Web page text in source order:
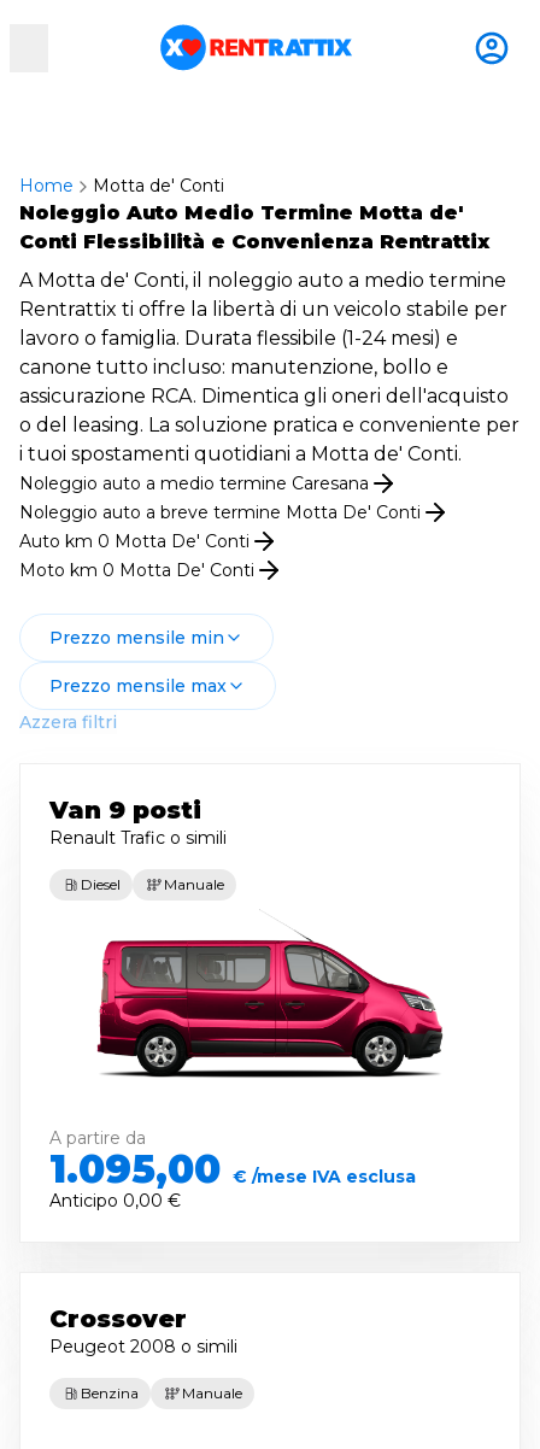
RentRattix
Home Motta de' Conti
Noleggio Auto Medio Termine Motta de'
Conti Flessibilità e Convenienza Rentrattix
A Motta de' Conti, il noleggio auto a medio termine
Rentrattix ti offre la libertà di un veicolo stabile per
lavoro o famiglia. Durata flessibile (1-24 mesi) e
canone tutto incluso: manutenzione, bollo e
assicurazione RCA. Dimentica gli oneri dell'acquisto
o del leasing. La soluzione pratica e conveniente per
i tuoi spostamenti quotidiani a Motta de' Conti.
Noleggio auto a medio termine Caresana
Noleggio auto a breve termine Motta De' Conti
Auto km 0 Motta De' Conti
Moto km 0 Motta De' Conti
Prezzo mensile min
Prezzo mensile max
Azzera filtri
Van 9 posti
Renault Trafic o simili
Diesel Manuale
A partire da
1.095,00 € /mese IVA esclusa
Anticipo 0,00 €
Crossover
Peugeot 2008 o simili
Benzina Manuale